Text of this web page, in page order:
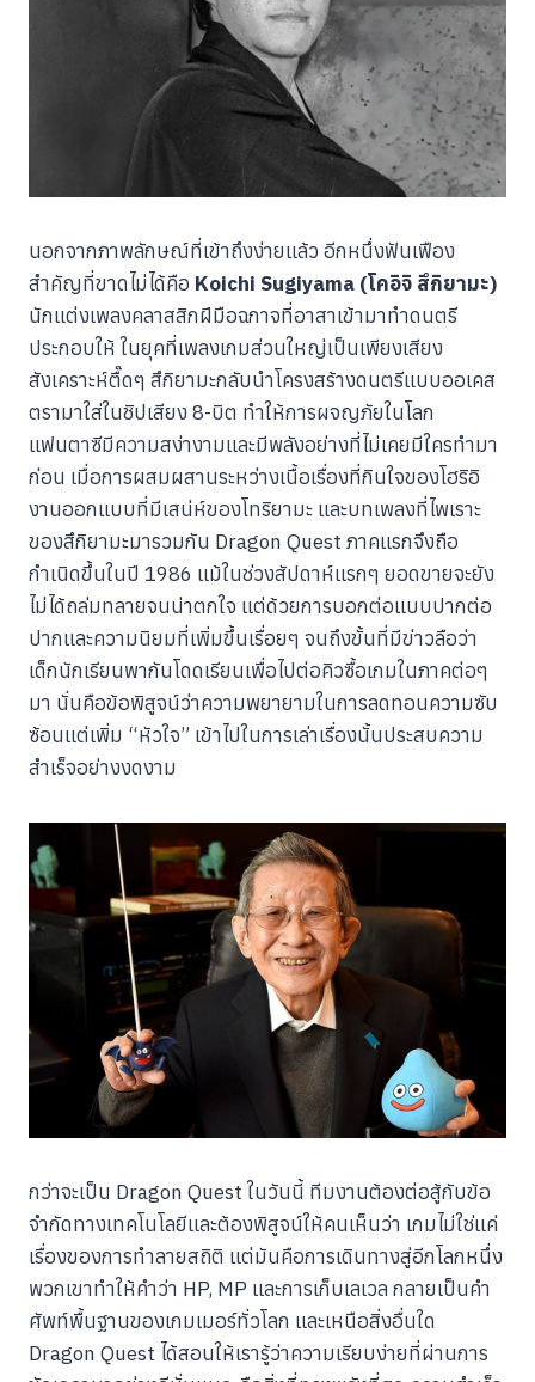
นอกจากภาพลักษณ์ที่เข้าถึงง่ายแล้ว อีกหนึ่งฟันเฟือง
สำคัญที่ขาดไม่ได้คือ Koichi Sugiyama (โคอิจิ สึกิยามะ)
นักแต่งเพลงคลาสสิกฝีมือฉกาจที่อาสาเข้ามาทำดนตรี
ประกอบให้ ในยุคที่เพลงเกมส่วนใหญ่เป็นเพียงเสียง
สังเคราะห์ตื๊ดๆ สึกิยามะกลับนำโครงสร้างดนตรีแบบออเคส
ตรามาใส่ในชิปเสียง 8-บิต ทำให้การผจญภัยในโลก
แฟนตาซีมีความสง่างามและมีพลังอย่างที่ไม่เคยมีใครทำมา
ก่อน เมื่อการผสมผสานระหว่างเนื้อเรื่องที่กินใจของโฮริอิ
งานออกแบบที่มีเสน่ห์ของโทริยามะ และบทเพลงที่ไพเราะ
ของสึกิยามะมารวมกัน Dragon Quest ภาคแรกจึงถือ
กำเนิดขึ้นในปี 1986 แม้ในช่วงสัปดาห์แรกๆ ยอดขายจะยัง
ไม่ได้ถล่มทลายจนน่าตกใจ แต่ด้วยการบอกต่อแบบปากต่อ
ปากและความนิยมที่เพิ่มขึ้นเรื่อยๆ จนถึงขั้นที่มีข่าวลือว่า
เด็กนักเรียนพากันโดดเรียนเพื่อไปต่อคิวซื้อเกมในภาคต่อๆ
มา นั่นคือข้อพิสูจน์ว่าความพยายามในการลดทอนความซับ
ซ้อนแต่เพิ่ม “หัวใจ” เข้าไปในการเล่าเรื่องนั้นประสบความ
สำเร็จอย่างงดงาม
กว่าจะเป็น Dragon Quest ในวันนี้ ทีมงานต้องต่อสู้กับข้อ
จำกัดทางเทคโนโลยีและต้องพิสูจน์ให้คนเห็นว่า เกมไม่ใช่แค่
เรื่องของการทำลายสถิติ แต่มันคือการเดินทางสู่อีกโลกหนึ่ง
พวกเขาทำให้คำว่า HP, MP และการเก็บเลเวล กลายเป็นคำ
ศัพท์พื้นฐานของเกมเมอร์ทั่วโลก และเหนือสิ่งอื่นใด
Dragon Quest ได้สอนให้เรารู้ว่าความเรียบง่ายที่ผ่านการ